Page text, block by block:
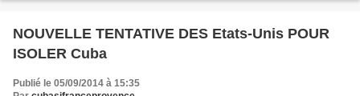
NOUVELLE TENTATIVE DES Etats-Unis POUR
ISOLER Cuba
Publié le 05/09/2014 à 15:35